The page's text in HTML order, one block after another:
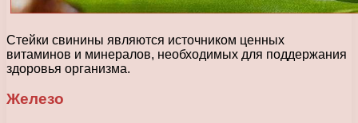
Стейки свинины являются источником ценных
витаминов и минералов, необходимых для поддержания
здоровья организма.
Железо